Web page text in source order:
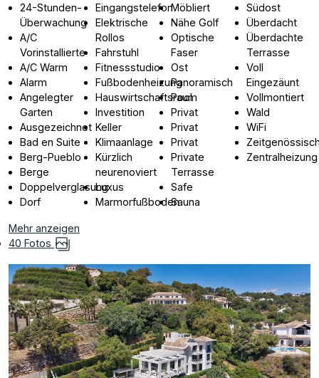
24-Stunden-
Überwachung
A/C
Vorinstallierte
A/C Warm
Alarm
Angelegter
Garten
Ausgezeichnet
Bad en Suite
Berg-Pueblo
Berge
Doppelverglasung
Dorf
Eingangstelefon
Elektrische
Rollos
Fahrstuhl
Fitnessstudio
Fußbodenheizung
Hauswirtschaftsraum
Investition
Keller
Klimaanlage
Kürzlich
neurenoviert
Luxus
Marmorfußboden
Möbliert
Nähe Golf
Optische
Faser
Ost
Panoramisch
Pool
Privat
Privat
Privat
Private
Terrasse
Safe
Sauna
Südost
Überdacht
Überdachte
Terrasse
Voll
Eingezäunt
Vollmontiert
Wald
WiFi
Zentralheizung
Mehr anzeigen
40 Fotos